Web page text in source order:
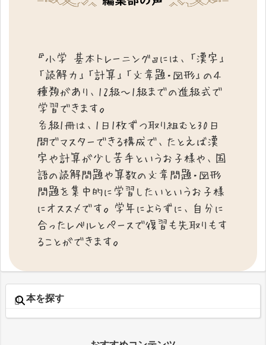
本を探す
『小学 基本トレーニング』には、「漢字」
「読解力」「計算」「文章題・図形」の４
種類があり、12級～1級までの進級式で
学習できます。
各級1冊は、1日1枚ずつ取り組むと30日
間でマスターできる構成で、たとえば漢
字や計算が少し苦手というお子様や、国
語の読解問題や算数の文章問題・図形
問題を集中的に学習したいというお子様
にオススメです。学年によらずに、自分に
合ったレベルとペースで復習も先取りもす
ることができます。